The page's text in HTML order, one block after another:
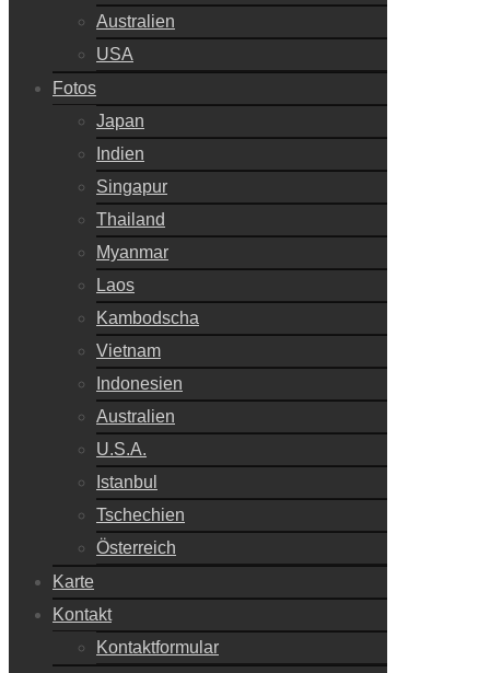
Australien
USA
Fotos
Japan
Indien
Singapur
Thailand
Myanmar
Laos
Kambodscha
Vietnam
Indonesien
Australien
U.S.A.
Istanbul
Tschechien
Österreich
Karte
Kontakt
Kontaktformular